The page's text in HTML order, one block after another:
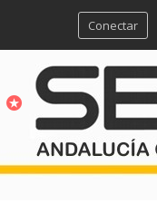
Conectar